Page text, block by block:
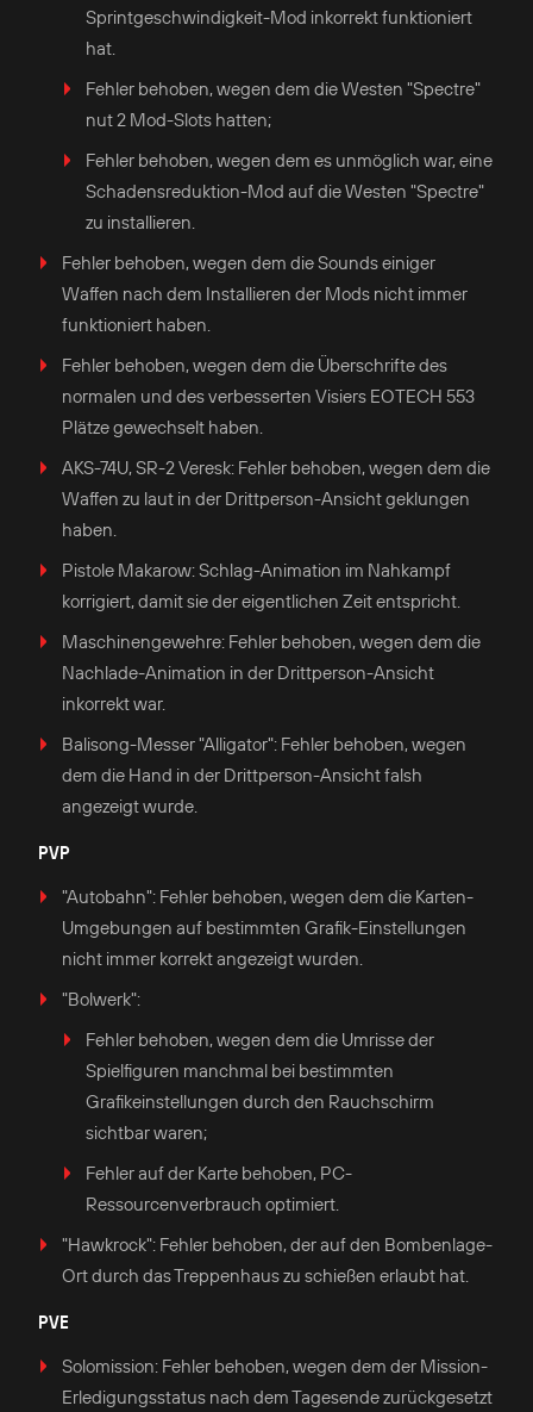
Sprintgeschwindigkeit-Mod inkorrekt funktioniert
hat.
Fehler behoben, wegen dem die Westen "Spectre"
nut 2 Mod-Slots hatten;
Fehler behoben, wegen dem es unmöglich war, eine
Schadensreduktion-Mod auf die Westen "Spectre"
zu installieren.
Fehler behoben, wegen dem die Sounds einiger
Waffen nach dem Installieren der Mods nicht immer
funktioniert haben.
Fehler behoben, wegen dem die Überschrifte des
normalen und des verbesserten Visiers EOTECH 553
Plätze gewechselt haben.
AKS-74U, SR-2 Veresk: Fehler behoben, wegen dem die
Waffen zu laut in der Drittperson-Ansicht geklungen
haben.
Pistole Makarow: Schlag-Animation im Nahkampf
korrigiert, damit sie der eigentlichen Zeit entspricht.
Maschinengewehre: Fehler behoben, wegen dem die
Nachlade-Animation in der Drittperson-Ansicht
inkorrekt war.
Balisong-Messer "Alligator": Fehler behoben, wegen
dem die Hand in der Drittperson-Ansicht falsh
angezeigt wurde.
PVP
"Autobahn": Fehler behoben, wegen dem die Karten-
Umgebungen auf bestimmten Grafik-Einstellungen
nicht immer korrekt angezeigt wurden.
"Bolwerk":
Fehler behoben, wegen dem die Umrisse der
Spielfiguren manchmal bei bestimmten
Grafikeinstellungen durch den Rauchschirm
sichtbar waren;
Fehler auf der Karte behoben, PC-
Ressourcenverbrauch optimiert.
"Hawkrock": Fehler behoben, der auf den Bombenlage-
Ort durch das Treppenhaus zu schießen erlaubt hat.
PVE
Solomission: Fehler behoben, wegen dem der Mission-
Erledigungsstatus nach dem Tagesende zurückgesetzt